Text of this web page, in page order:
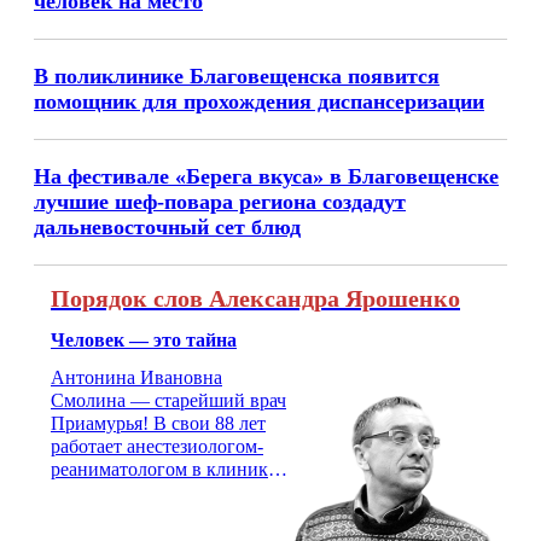
В поликлинике Благовещенска появится
помощник для прохождения диспансеризации
На фестивале «Берега вкуса» в Благовещенске
лучшие шеф-повара региона создадут
дальневосточный сет блюд
Порядок слов Александра Ярошенко
Человек — это тайна
Антонина Ивановна
Смолина — старейший врач
Приамурья! В свои 88 лет
работает анестезиологом-
реаниматологом в клинике